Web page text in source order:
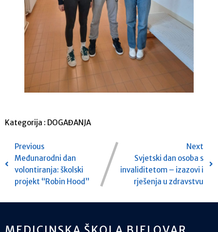
Kategorija : DOGAĐANJA
Previous
Međunarodni dan
volontiranja: školski
projekt “Robin Hood”
Next
Svjetski dan osoba s
invaliditetom – izazovi i
rješenja u zdravstvu